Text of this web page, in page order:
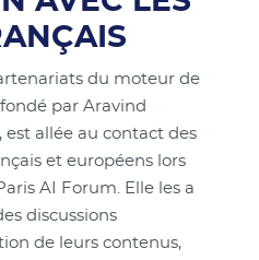
du moteur de
par Aravind
est allée au contact des
et européens lors
AI Forum. Elle les a
discussions
de leurs contenus,